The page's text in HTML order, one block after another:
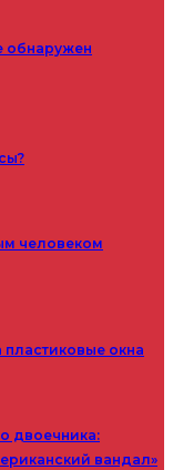
обнаружен
человеком
окна
двоечника:
вандал»